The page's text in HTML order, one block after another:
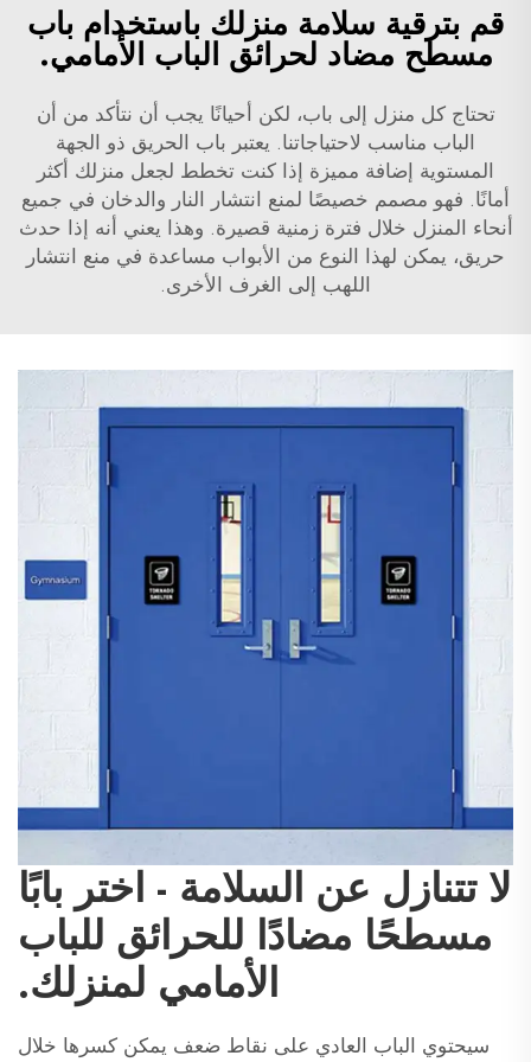
قم بترقية سلامة منزلك باستخدام باب
مسطح مضاد لحرائق الباب الأمامي.
تحتاج كل منزل إلى باب، لكن أحيانًا يجب أن نتأكد من أن
الباب مناسب لاحتياجاتنا. يعتبر باب الحريق ذو الجهة
المستوية إضافة مميزة إذا كنت تخطط لجعل منزلك أكثر
أمانًا. فهو مصمم خصيصًا لمنع انتشار النار والدخان في جميع
أنحاء المنزل خلال فترة زمنية قصيرة. وهذا يعني أنه إذا حدث
حريق، يمكن لهذا النوع من الأبواب مساعدة في منع انتشار
اللهب إلى الغرف الأخرى.
لا تتنازل عن السلامة - اختر بابًا
مسطحًا مضادًا للحرائق للباب
الأمامي لمنزلك.
سيحتوي الباب العادي على نقاط ضعف يمكن كسرها خلال